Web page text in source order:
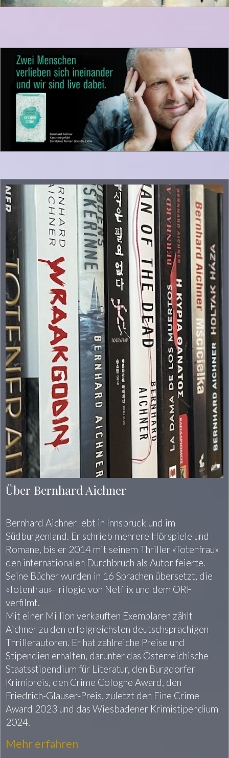
Über Bernhard Aichner
Bernhard Aichner lebt in Innsbruck und im
Südburgenland. Er schrieb mehrere Hörspiele und
Romane, bis er 2014 mit seinem Thriller «Totenfrau»
den internationalen Durchbruch als Autor feierte.
Seine Bücher wurden in 16 Sprachen übersetzt, die
«Totenfrau»-Trilogie von Netflix und dem ORF
verfilmt.
Mit einer Million verkauften Exemplaren zählt
Aichner zu den erfolgreichsten deutschsprachigen
Thrillerautoren. Er hat zahlreiche Preise und
Stipendien erhalten, darunter das Österreichische
Staatsstipendium für Literatur, den Burgdorfer
Krimipreis, den Crime Cologne Award, den
Friedrich-Glauser-Preis, zuletzt den Fine Crime
Award 2023 und das Wiesbadener Krimistipendium
2024.
Mehr erfahren